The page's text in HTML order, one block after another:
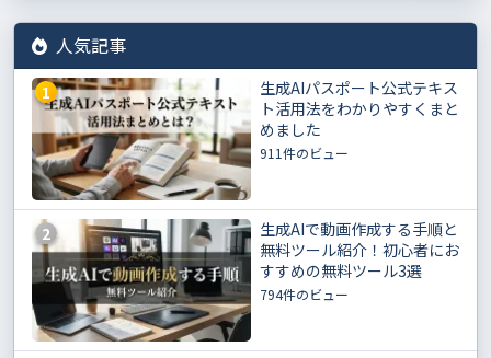
人気記事
1
生成AIパスポート公式テキス
ト活用法をわかりやすくまと
めました
911件のビュー
2
生成AIで動画作成する手順と
無料ツール紹介！初心者にお
すすめの無料ツール3選
794件のビュー